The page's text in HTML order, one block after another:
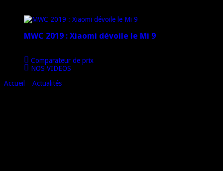
MWC 2019 : Xiaomi dévoile le Mi 9
Comparateur de prix
NOS VIDEOS
Accueil
Actualités